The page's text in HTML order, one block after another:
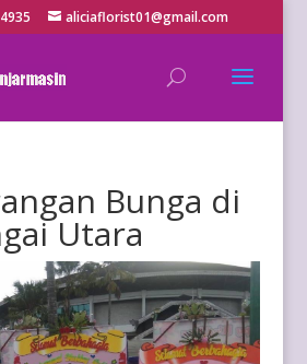
aliciaflorist01@gmail.com
Bunga di
Utara